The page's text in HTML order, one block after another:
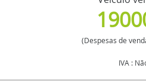
(Despesas de
IVA :